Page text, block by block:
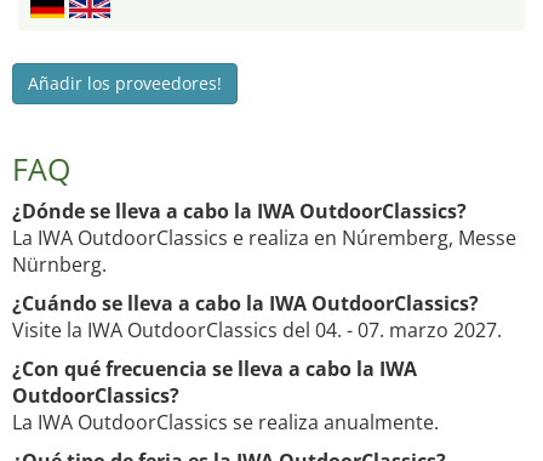
Añadir los proveedores!
FAQ
¿Dónde se lleva a cabo la IWA OutdoorClassics?
La IWA OutdoorClassics e realiza en Núremberg, Messe
Nürnberg.
¿Cuándo se lleva a cabo la IWA OutdoorClassics?
Visite la IWA OutdoorClassics del 04. - 07. marzo 2027.
¿Con qué frecuencia se lleva a cabo la IWA
OutdoorClassics?
La IWA OutdoorClassics se realiza anualmente.